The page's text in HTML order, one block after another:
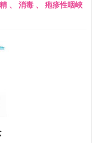
、 消毒 、 疱疹性咽峽